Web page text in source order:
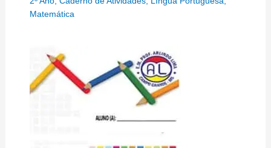
Matemática